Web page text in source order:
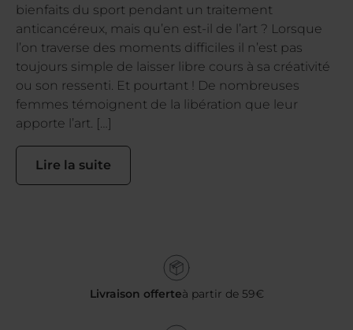
bienfaits du sport pendant un traitement
anticancéreux, mais qu’en est-il de l’art ? Lorsque
l’on traverse des moments difficiles il n’est pas
toujours simple de laisser libre cours à sa créativité
ou son ressenti. Et pourtant ! De nombreuses
femmes témoignent de la libération que leur
apporte l’art. […]
Lire la suite
Livraison offerteà partir de 59€